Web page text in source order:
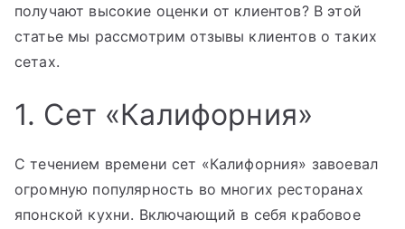
получают высокие оценки от клиентов? В этой
статье мы рассмотрим отзывы клиентов о таких
сетах.
1. Сет «Калифорния»
С течением времени сет «Калифорния» завоевал
огромную популярность во многих ресторанах
японской кухни. Включающий в себя крабовое